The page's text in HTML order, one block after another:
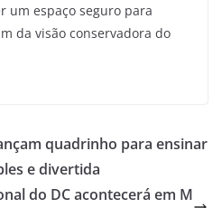
um espaço seguro para
da visão conservadora do
quadrinho para ensinar
e divertida
do DC acontecerá em M